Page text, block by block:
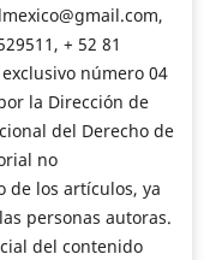
+ 52 81
número 04
la Dirección de
del Derecho de
no
de los artículos, ya
personas autoras.
del contenido